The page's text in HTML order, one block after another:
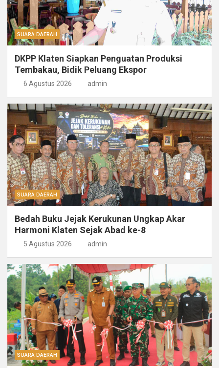
SUARA DAERAH
DKPP Klaten Siapkan Penguatan Produksi
Tembakau, Bidik Peluang Ekspor
6 Agustus 2026 admin
SUARA DAERAH
Bedah Buku Jejak Kerukunan Ungkap Akar
Harmoni Klaten Sejak Abad ke-8
5 Agustus 2026 admin
SUARA DAERAH